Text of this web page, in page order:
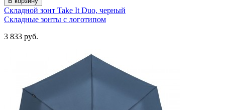
Складной зонт Take It Duo, черный
Складные зонты с логотипом
3 833 руб.